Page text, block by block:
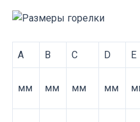
A B C D E
мм мм мм мм